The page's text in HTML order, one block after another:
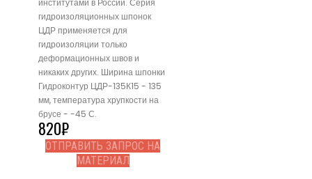
гидроизоляционных шпонок
ЦДР применяется для
гидроизоляции только
деформационных швов и
никаких других. Ширина шпонки
Гидроконтур ЦДР-135К15 - 135
мм, температура хрупкости на
брусе - -45 С.
820₽
ОТПРАВИТЬ ЗАПРОС НА
МАТЕРИАЛ